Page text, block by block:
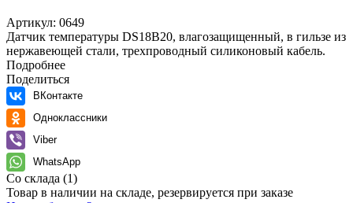
Артикул: 0649
Датчик температуры DS18B20, влагозащищенный, в гильзе из
нержавеющей стали, трехпроводный силиконовый кабель.
Подробнее
Поделиться
ВКонтакте
Одноклассники
Viber
WhatsApp
Со склада (1)
Товар в наличии на складе, резервируется при заказе